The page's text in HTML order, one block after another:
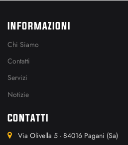
INFORMAZIONI
Chi Siamo
Contatti
Servizi
Notizie
CONTATTI
Via Olivella 5 - 84016 Pagani (Sa)